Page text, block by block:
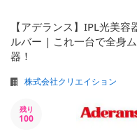
【アデランス】IPL光美
ルバー | これ一台で全身
器！
株式会社クリエイション
残り
100